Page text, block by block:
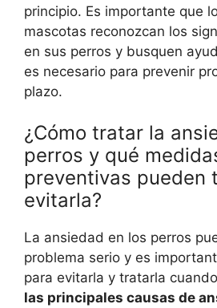
principio. Es importante que
mascotas reconozcan los
en sus perros y busquen
es necesario para prevenir
plazo.
¿Cómo tratar la
perros y qué
preventivas pueden
evitarla?
La ansiedad en los perros
problema serio y es
para evitarla y tratarla
las principales causas de